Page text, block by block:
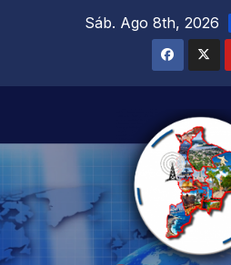
Sáb. Ago 8th, 2026